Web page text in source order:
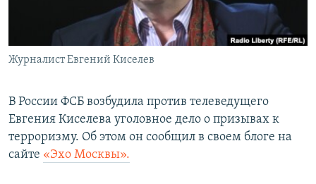
ПОБЕДИТЕЛЕЙ НЕ СУДЯТ?
КРЫМ.НЕПОКОРЕННЫЙ
ELIFBE
ПРИСОЕДИНЯЙТЕСЬ!
Все сайты RFE/RL
Журналист Евгений Киселев
В России ФСБ возбудила против телеведущего
Евгения Киселева уголовное дело о призывах к
терроризму. Об этом он сообщил в своем блоге на
сайте «Эхо Москвы».